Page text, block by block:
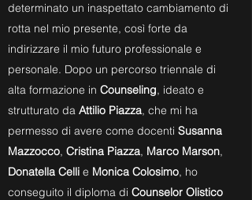
determinato un inaspettato cambiamento di
rotta nel mio presente, così forte da
indirizzare il mio futuro professionale e
personale. Dopo un percorso triennale di
alta formazione in Counseling, ideato e
strutturato da Attilio Piazza, che mi ha
permesso di avere come docenti Susanna
Mazzocco, Cristina Piazza, Marco Marson,
Donatella Celli e Monica Colosimo, ho
conseguito il diploma di Counselor Olistico